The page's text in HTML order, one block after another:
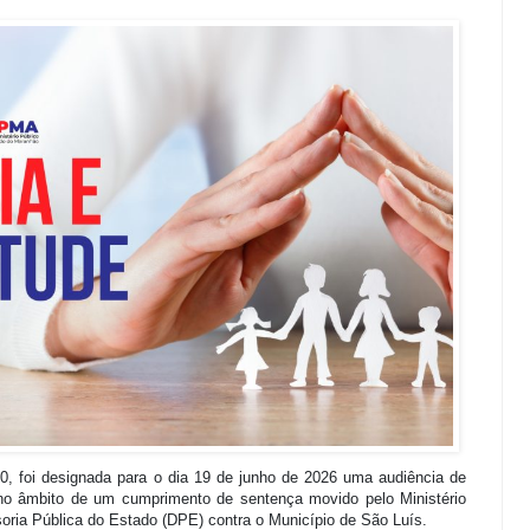
foi designada para o dia 19 de junho de 2026 uma audiência de
âmbito de um cumprimento de sentença movido pelo Ministério
Pública do Estado (DPE) contra o Município de São Luís.